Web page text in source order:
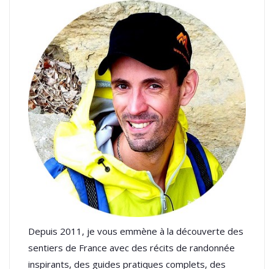
Depuis 2011, je vous emmène à la découverte des
sentiers de France avec des récits de randonnée
inspirants, des guides pratiques complets, des